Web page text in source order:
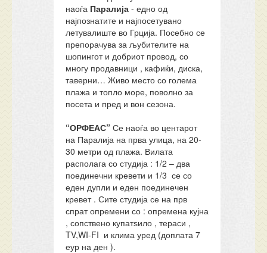
наоѓа Паралија - едно од
најпознатите и најпосетувано
летувалиште во Грција. Посебно се
препорачува за љубителите на
шопингот и добриот провод, со
многу продавници , кафиќи, диска,
таверни… Живо место со голема
плажа и топло море, поволно за
посета и пред и вон сезона.
“ОРФЕАС”Се наоѓа во центарот
на Паралија на прва улица, на 20-
30 метри од плажа. Вилата
располага со студија : 1/2 – два
поединечни кревети и 1/3 се со
еден дупли и еден поединечен
кревет . Сите студија се на прв
спрат опремени со : опремена кујна
, сопствено купатѕило , тераси ,
TV,WI-FI и клима уред (доплата 7
еур на ден ).